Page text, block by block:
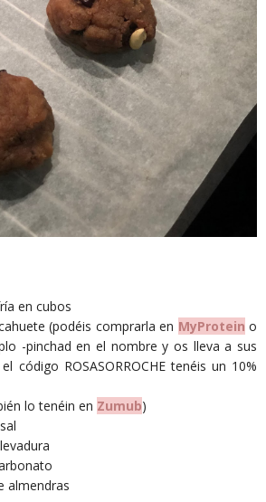
en cubos
(podéis comprarla en MyProtein o
-pinchad en el nombre y os lleva a sus
código ROSASORROCHE tenéis un 10%
lo tenéin en Zumub)
almendras